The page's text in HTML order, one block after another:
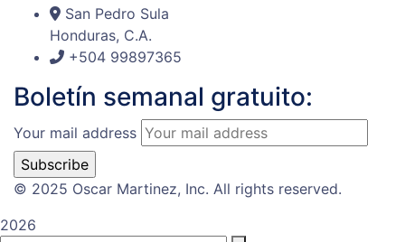
San Pedro Sula
Honduras, C.A.
+504 99897365
Boletín semanal gratuito:
Your mail address
© 2025 Oscar Martinez, Inc. All rights reserved.
2026